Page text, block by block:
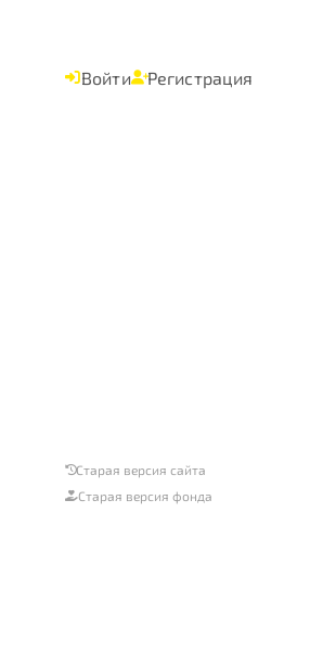
Войти Регистрация
Старая версия сайта
Старая версия фонда